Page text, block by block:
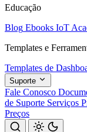
Educação
Blog Ebooks IoT
Templates e
Templates de
Suporte
Fale Conosco
de Suporte Serviços
Preços